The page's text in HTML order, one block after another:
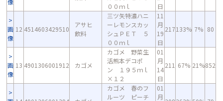
像
００ｍｌ
日
画
像
12 4514603429510
アサヒ
飲料
三ツ矢特濃ハニ
ーレモンスカッ
シュＰＥＴ ５
００ｍｌ
11
月
19
日
217133% 7% 80
画
像
13 4901306001912 カゴメ
カゴメ 野菜生
活熊本デコポ
ン １９５ｍｌ
×１２
01
月
14
日
211 67% 21%852
カゴメ 春のフ
ルーツ ピーチ
01
月